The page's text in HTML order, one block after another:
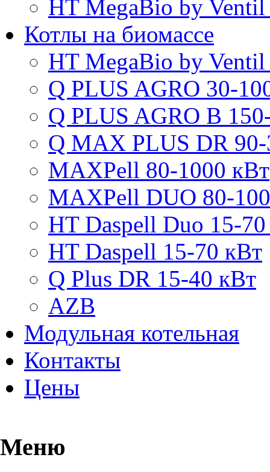
HT MegaBio by
Котлы на биомассе
HT MegaBio by
Q PLUS AGRO 30-
Q PLUS AGRO B
Q MAX PLUS DR
MAXPell 80-1000 кВт
MAXPell DUO 80-
HT Daspell Duo 15-
HT Daspell 15-70 кВт
Q Plus DR 15-40 кВт
AZB
Модульная котельная
Контакты
Цены
Меню